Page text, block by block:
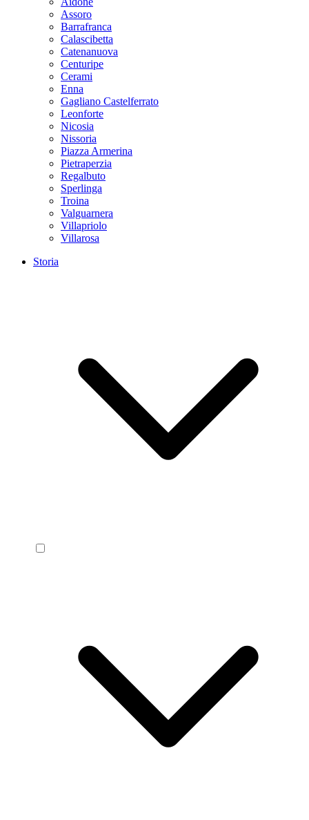
Assoro
Barrafranca
Calascibetta
Catenanuova
Centuripe
Cerami
Enna
Gagliano Castelferrato
Leonforte
Nicosia
Nissoria
Piazza Armerina
Pietraperzia
Regalbuto
Sperlinga
Troina
Valguarnera
Villapriolo
Villarosa
Storia